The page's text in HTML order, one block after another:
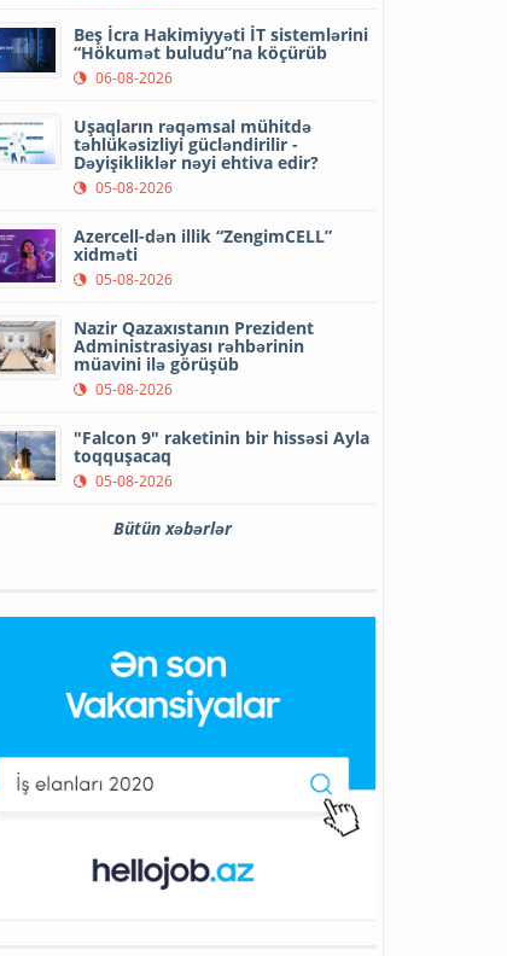
Beş İcra Hakimiyyəti İT sistemlərini
“Hökumət buludu”na köçürüb
06-08-2026
Uşaqların rəqəmsal mühitdə
təhlükəsizliyi gücləndirilir -
Dəyişikliklər nəyi ehtiva edir?
05-08-2026
Azercell-dən illik “ZengimCELL”
xidməti
05-08-2026
Nazir Qazaxıstanın Prezident
Administrasiyası rəhbərinin
müavini ilə görüşüb
05-08-2026
"Falcon 9" raketinin bir hissəsi Ayla
toqquşacaq
05-08-2026
Bütün xəbərlər